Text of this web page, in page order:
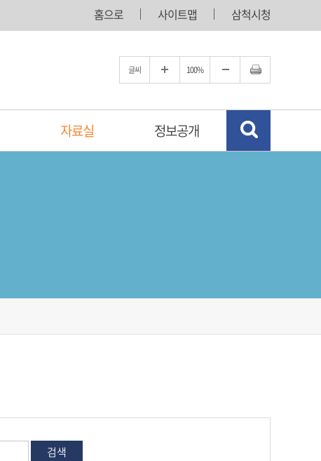
홈으로 사이트맵 삼척시청
글씨 100%
자료실 정보공개
검색